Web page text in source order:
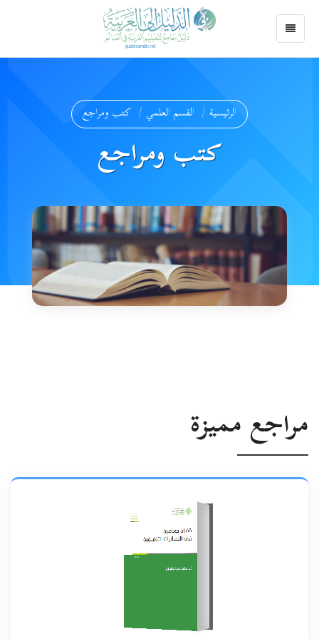
الرئيسية القسم العلمي كتب ومراجع
كتب ومراجع
مراجع مميزة